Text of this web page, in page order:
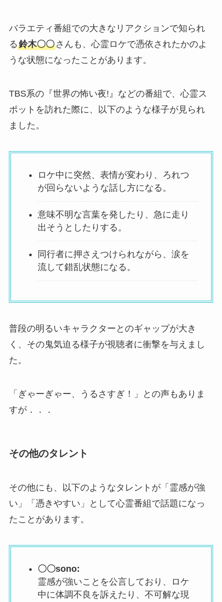
バラエティ番組での大きなリアクションで知られ
る鈴木〇〇さんも、心霊ロケで憑依されたかのよ
うな状態になったことがあります。
TBS系の『世界の怖い夜!』などの番組で、心霊ス
ポットを訪れた際に、以下のような様子が見られ
ました。
ロケ中に突然、表情が変わり、ろれつ
が回らないような話し方になる。
意味不明な言葉を発したり、急に走り
出そうとしたりする。
同行者に押さえつけられながら、涙を
流して錯乱状態になる。
普段の明るいキャラクターとのギャップが大き
く、その鬼気迫る様子が視聴者に衝撃を与えまし
た。
「ぎゃーぎゃー、うるさすぎ！」との声もありま
すが．．．
その他のタレント
その他にも、以下のようなタレントが「霊感が強
い」「憑きやすい」として心霊番組で話題になっ
たことがあります。
〇〇sono:
霊感が強いことを公言しており、ロケ
中に体調不良を訴えたり、不可解な現